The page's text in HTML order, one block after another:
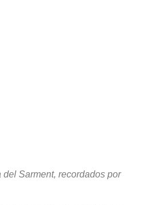
Sarment, recordados por